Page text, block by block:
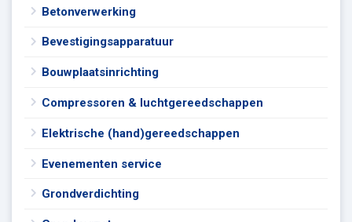
Betonverwerking
Bevestigingsapparatuur
Bouwplaatsinrichting
Compressoren & luchtgereedschappen
Elektrische (hand)gereedschappen
Evenementen service
Grondverdichting